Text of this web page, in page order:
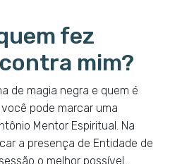
fez
mim?
de magia negra e quem é
pode marcar uma
Mentor Espiritual. Na
a presença de Entidade de
o melhor possível.